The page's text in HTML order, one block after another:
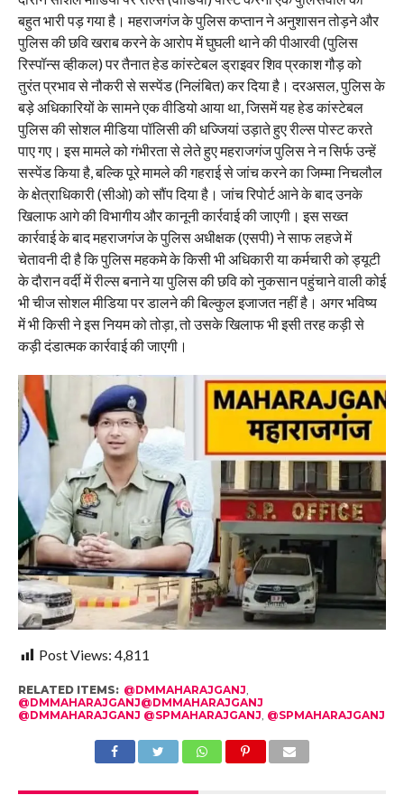
बहुत भारी पड़ गया है। महराजगंज के पुलिस कप्तान ने अनुशासन तोड़ने और
पुलिस की छवि खराब करने के आरोप में घुघली थाने की पीआरवी (पुलिस
रिस्पॉन्स व्हीकल) पर तैनात हेड कांस्टेबल ड्राइवर शिव प्रकाश गौड़ को
तुरंत प्रभाव से नौकरी से सस्पेंड (निलंबित) कर दिया है। दरअसल, पुलिस के
बड़े अधिकारियों के सामने एक वीडियो आया था, जिसमें यह हेड कांस्टेबल
पुलिस की सोशल मीडिया पॉलिसी की धज्जियां उड़ाते हुए रील्स पोस्ट करते
पाए गए। इस मामले को गंभीरता से लेते हुए महराजगंज पुलिस ने न सिर्फ उन्हें
सस्पेंड किया है, बल्कि पूरे मामले की गहराई से जांच करने का जिम्मा निचलौल
के क्षेत्राधिकारी (सीओ) को सौंप दिया है। जांच रिपोर्ट आने के बाद उनके
खिलाफ आगे की विभागीय और कानूनी कार्रवाई की जाएगी। इस सख्त
कार्रवाई के बाद महराजगंज के पुलिस अधीक्षक (एसपी) ने साफ लहजे में
चेतावनी दी है कि पुलिस महकमे के किसी भी अधिकारी या कर्मचारी को ड्यूटी
के दौरान वर्दी में रील्स बनाने या पुलिस की छवि को नुकसान पहुंचाने वाली कोई
भी चीज सोशल मीडिया पर डालने की बिल्कुल इजाजत नहीं है। अगर भविष्य
में भी किसी ने इस नियम को तोड़ा, तो उसके खिलाफ भी इसी तरह कड़ी से
कड़ी दंडात्मक कार्रवाई की जाएगी।
Post Views: 4,811
RELATED ITEMS: @DMMAHARAJGANJ
@DMMAHARAJGANJ@DMMAHARAJGANJ
@DMMAHARAJGANJ @SPMAHARAJGANJ @SPMAHARAJGANJ